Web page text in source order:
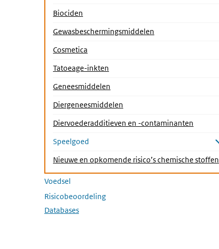
Biociden
Gewasbeschermingsmiddelen
Cosmetica
Tatoeage-inkten
Geneesmiddelen
Diergeneesmiddelen
Diervoederadditieven en -contaminanten
Speelgoed
Nieuwe en opkomende risico’s chemische stoffen
Voedsel
Submenu openen
Risicobeoordeling
Submenu openen
Databases